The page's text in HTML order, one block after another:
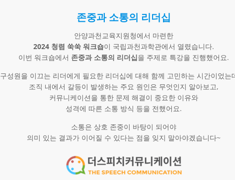
존중과 소통의 리더십
안양과천교육지원청에서 마련한
2024 청렴 쑥쑥 워크숍이 국립과천과학관에서 열렸습니다.
이번 워크숍에서 존중과 소통의 리더십을 주제로 특강을 진행했어요.​
구성원을 이끄는 리더에게 필요한 리더십에 대해 함께 고민하는 시간이었는
조직 내에서 갈등이 발생하는 주요 원인은 무엇인지 알아보고,
커뮤니케이션을 통한 문제 해결이 중요한 이유와
성격에 따른 소통 방식 등을 전했어요.
소통은 상호 존중이 바탕이 되어야
의미 있는 결과가 이어질 수 있다는 점을 잊지 말아야겠습니다~